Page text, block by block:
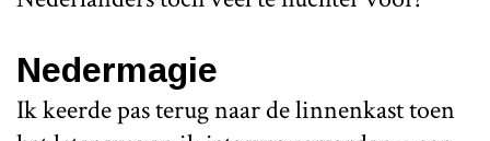
Nedermagie
Ik keerde pas terug naar de linnenkast toen